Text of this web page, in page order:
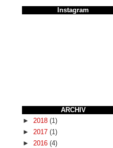
Instagram
ARCHIV
► 2018 (1)
► 2017 (1)
► 2016 (4)